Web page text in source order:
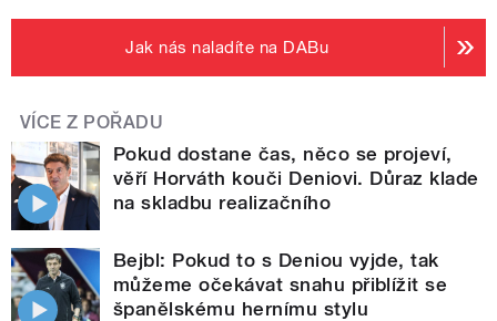
Jak nás naladíte na DABu
VÍCE Z POŘADU
Pokud dostane čas, něco se projeví,
věří Horváth kouči Deniovi. Důraz klade
na skladbu realizačního
Bejbl: Pokud to s Deniou vyjde, tak
můžeme očekávat snahu přiblížit se
španělskému hernímu stylu